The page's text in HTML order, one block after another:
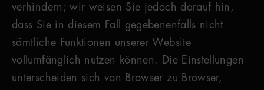
verhindern; wir weisen Sie jedoch darauf hin,
dass Sie in diesem Fall gegebenenfalls nicht
sämtliche Funktionen unserer Website
vollumfänglich nutzen können. Die Einstellungen
unterscheiden sich von Browser zu Browser,